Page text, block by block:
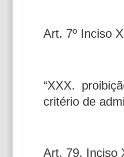
Art. 7º Inciso
“XXX.
critério de
Art. 79, Inciso